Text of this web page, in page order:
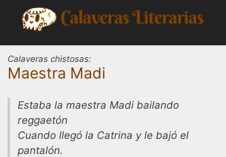
contenido
Calaveras chistosas:
Maestra Madi
Estaba la maestra Madi bailando
reggaetón
Cuando llegó la Catrina y le bajó el
pantalón.